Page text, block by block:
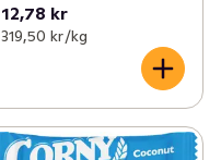
12,78 kr
319,50 kr /kg